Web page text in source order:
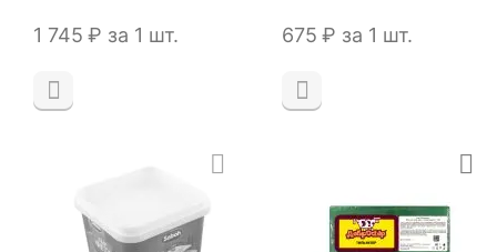
1 745 ₽ за 1 шт. ‍675‍ ₽ за 1 шт.